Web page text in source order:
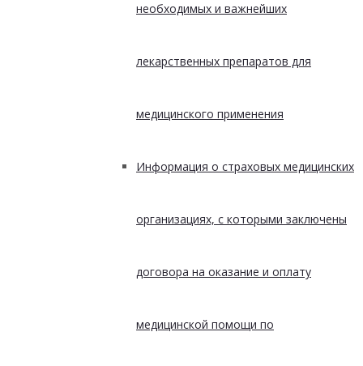
необходимых и важнейших
лекарственных препаратов для
медицинского применения
Информация о страховых медицинских
организациях, с которыми заключены
договора на оказание и оплату
медицинской помощи по